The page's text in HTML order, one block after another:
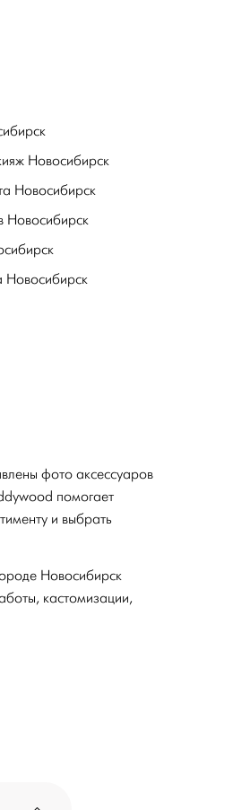
Новосибирск
Новосибирск
Новосибирск
Новосибирск
фото аксессуаров
помогает
и выбрать
Новосибирск
кастомизации,